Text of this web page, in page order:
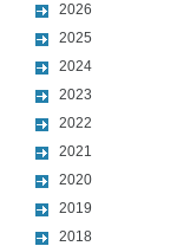
2026
2025
2024
2023
2022
2021
2020
2019
2018